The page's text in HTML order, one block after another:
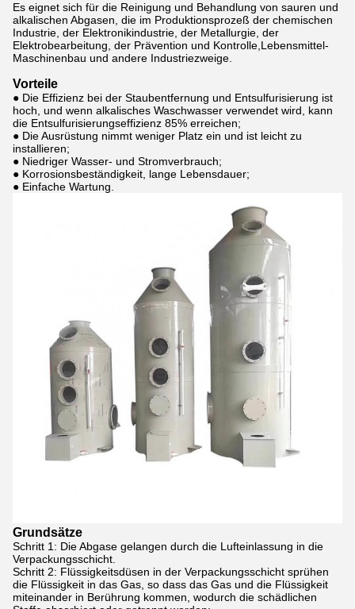
Es eignet sich für die Reinigung und Behandlung von sauren und
alkalischen Abgasen, die im Produktionsprozeß der chemischen
Industrie, der Elektronikindustrie, der Metallurgie, der
Elektrobearbeitung, der Prävention und Kontrolle,Lebensmittel-
Maschinenbau und andere Industriezweige.
Vorteile
● Die Effizienz bei der Staubentfernung und Entsulfurisierung ist
hoch, und wenn alkalisches Waschwasser verwendet wird, kann
die Entsulfurisierungseffizienz 85% erreichen;
● Die Ausrüstung nimmt weniger Platz ein und ist leicht zu
installieren;
● Niedriger Wasser- und Stromverbrauch;
● Korrosionsbeständigkeit, lange Lebensdauer;
● Einfache Wartung.
Grundsätze
Schritt 1: Die Abgase gelangen durch die Lufteinlassung in die
Verpackungsschicht.
Schritt 2: Flüssigkeitsdüsen in der Verpackungsschicht sprühen
die Flüssigkeit in das Gas, so dass das Gas und die Flüssigkeit
miteinander in Berührung kommen, wodurch die schädlichen